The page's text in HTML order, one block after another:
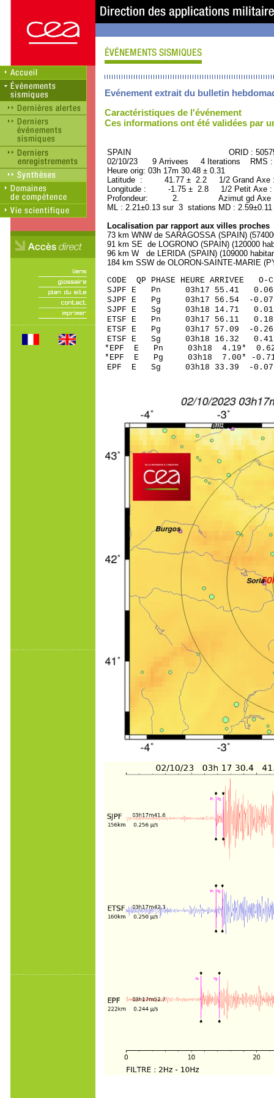
Evénement extrait du bulletin
Caractéristiques de l'événement
Ces informations ont été validées par
SPAIN ORID :
02/10/23 9 Arrivees 4 Iterations RMS
Heure orig: 03h 17m 30.48 ± 0.31
Latitude : 41.77 ± 2.2 1/2 Grand
Longitude : -1.75 ± 2.8 1/2 Petit Axe
Profondeur: 2. Azimut gd Axe :
ML : 2.21±0.13 sur 3 stations MD :
Localisation par rapport aux villes proches
73 km WNW de SARAGOSSA (SPAIN)
91 km SE de LOGRONO (SPAIN) (120000
96 km W de LERIDA (SPAIN) (109000
184 km SSW de OLORON-SAINTE-MARIE
CODE QP PHASE HEURE
SJPF E Pn 03h17
SJPF E Pg 03h17
SJPF E Sg 03h18 14.71
ETSF E Pn 03h17
ETSF E Pg 03h17
ETSF E Sg 03h18 16.32
*EPF E Pn 03h18
*EPF E Pg 03h18
EPF E Sg 03h18 33.39 -